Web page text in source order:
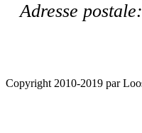
Adresse postale
Copyright 2010-2019 par